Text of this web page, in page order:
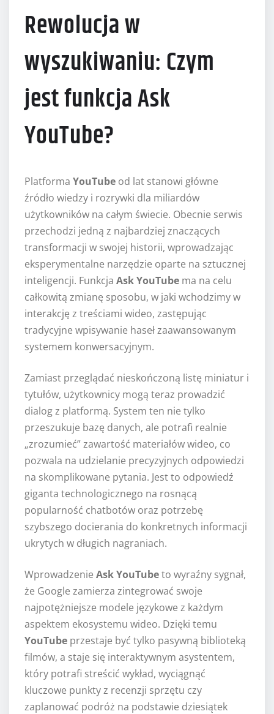
Rewolucja w
wyszukiwaniu: Czym
jest funkcja Ask
YouTube?
Platforma YouTube od lat stanowi główne
źródło wiedzy i rozrywki dla miliardów
użytkowników na całym świecie. Obecnie serwis
przechodzi jedną z najbardziej znaczących
transformacji w swojej historii, wprowadzając
eksperymentalne narzędzie oparte na sztucznej
inteligencji. Funkcja Ask YouTube ma na celu
całkowitą zmianę sposobu, w jaki wchodzimy w
interakcję z treściami wideo, zastępując
tradycyjne wpisywanie haseł zaawansowanym
systemem konwersacyjnym.
Zamiast przeglądać nieskończoną listę miniatur i
tytułów, użytkownicy mogą teraz prowadzić
dialog z platformą. System ten nie tylko
przeszukuje bazę danych, ale potrafi realnie
„zrozumieć” zawartość materiałów wideo, co
pozwala na udzielanie precyzyjnych odpowiedzi
na skomplikowane pytania. Jest to odpowiedź
giganta technologicznego na rosnącą
popularność chatbotów oraz potrzebę
szybszego docierania do konkretnych informacji
ukrytych w długich nagraniach.
Wprowadzenie Ask YouTubeto wyraźny sygnał,
że Google zamierza zintegrować swoje
najpotężniejsze modele językowe z każdym
aspektem ekosystemu wideo. Dzięki temu
YouTube przestaje być tylko pasywną biblioteką
filmów, a staje się interaktywnym asystentem,
który potrafi streścić wykład, wyciągnąć
kluczowe punkty z recenzji sprzętu czy
zaplanować podróż na podstawie dziesiątek